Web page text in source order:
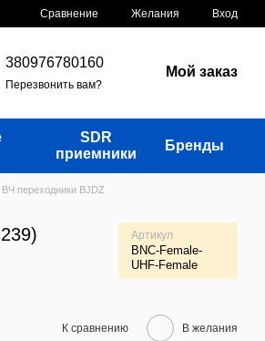
Сравнение Желания Вход
380976780160
Перезвонить вам?
Мой заказ
SDR
приемники
Бренды
ВЧ переходники BJDZ
Артикул
BNC-Female-
UHF-Female
К сравнению В желания